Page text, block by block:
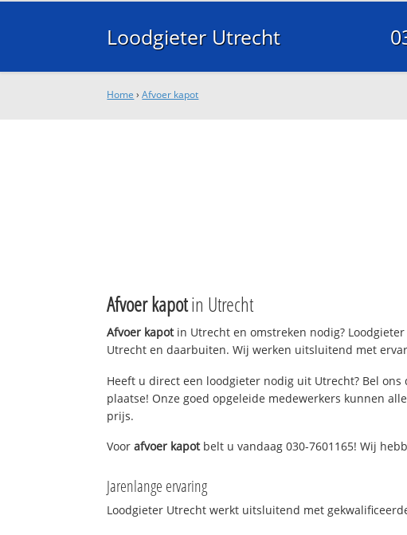
Loodgieter Utrecht
Home ›Afvoer kapot
Afvoer kapotin Utrecht
Afvoer kapotin Utrecht en omstreken nodig?
Utrecht en daarbuiten. Wij werken uitsluitend met
Heeft u direct een loodgieter nodig uit Utrecht? Bel
plaatse! Onze goed opgeleide medewerkers kunnen
prijs.
Voorafvoer kapotbelt u vandaag 030-7601165! Wij
Jarenlange ervaring
Loodgieter Utrecht werkt uitsluitend met